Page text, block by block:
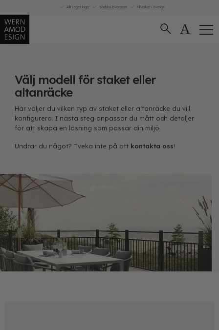
to
content
Allt i eget lager Snabba leveranser Tillverkat i Sverige
Välj modell för staket eller
altanräcke
Här väljer du vilken typ av staket eller altanräcke du vill
konfigurera. I nästa steg anpassar du mått och detaljer
för att skapa en lösning som passar din miljö.
Undrar du något? Tveka inte på att kontakta oss!